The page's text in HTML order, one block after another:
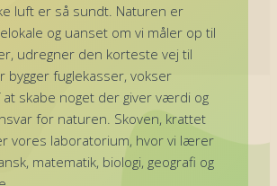
luft er så sundt. Naturen er
og uanset om vi måler op til
udregner den korteste vej til
bygger fuglekasser, vokser
skabe noget der giver værdi og
for naturen. Skoven, krattet
vores laboratorium, hvor vi lærer
matematik, biologi, geografi og